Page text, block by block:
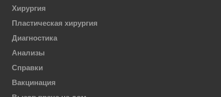
Хирургия
Пластическая хирургия
Диагностика
Анализы
Справки
Вакцинация